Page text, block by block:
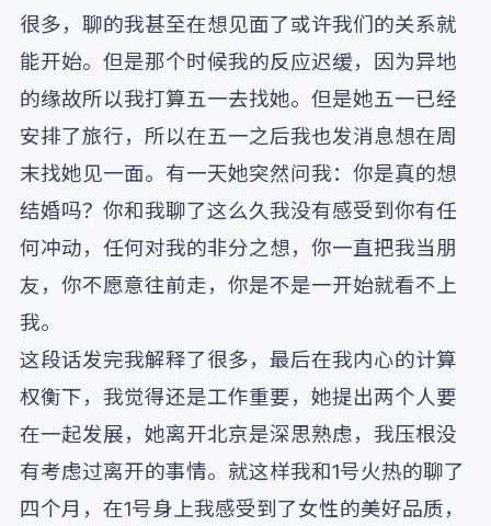
很多，聊的我甚至在想见面了或许我们的关系就
能开始。但是那个时候我的反应迟缓，因为异地
的缘故所以我打算五一去找她。但是她五一已经
安排了旅行，所以在五一之后我也发消息想在周
末找她见一面。有一天她突然问我：你是真的想
结婚吗？你和我聊了这么久我没有感受到你有任
何冲动，任何对我的非分之想，你一直把我当朋
友，你不愿意往前走，你是不是一开始就看不上
我。
这段话发完我解释了很多，最后在我内心的计算
权衡下，我觉得还是工作重要，她提出两个人要
在一起发展，她离开北京是深思熟虑，我压根没
有考虑过离开的事情。就这样我和1号火热的聊了
四个月，在1号身上我感受到了女性的美好品质，